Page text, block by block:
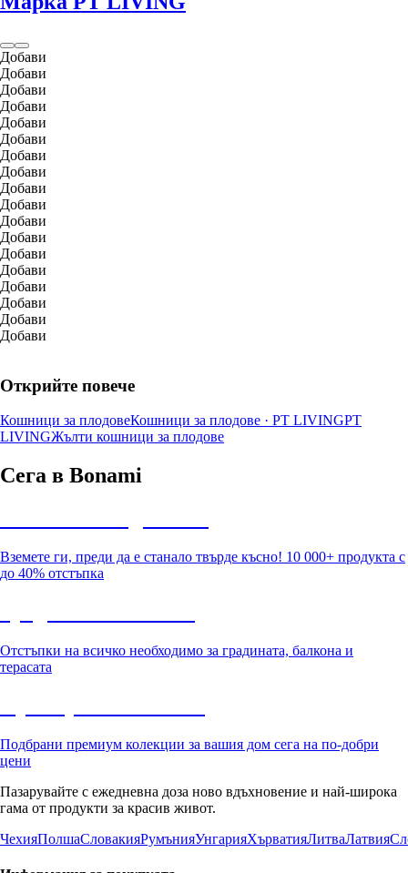
Добави
Добави
Добави
Добави
Добави
Добави
Добави
Добави
Добави
Добави
Добави
Добави
Добави
Добави
Добави
Добави
Добави
Добави
Открийте повече
Кошници за плодовеКошници за плодове · PT LIVINGPT
LIVINGЖълти кошници за плодове
Сега в Bonami
Вземете ги, преди да е станало твърде късно! 10 000+ продукта с
до 40% отстъпка
Отстъпки на всичко необходимо за градината, балкона и
терасата
Подбрани премиум колекции за вашия дом сега на по-добри
цени
Пазарувайте с ежедневна доза ново вдъхновение и най-широка
гама от продукти за красив живот.
ЧехияПолшаСловакияРумънияУнгарияХърватияЛитваЛатвия